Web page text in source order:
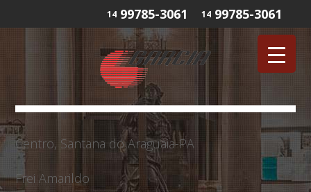
14 99785-3061
14 99785-3061
Centro, Santana do Araguaia-PA
Frei Amarildo